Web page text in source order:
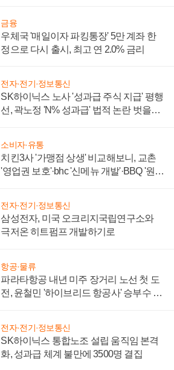
금융
우체국 '매일이자 파킹통장' 5만 계좌 한
정으로 다시 출시, 최고 연 2.0% 금리
전자·전기·정보통신
SK하이닉스 노사 '성과급 주식 지급' 평행
선, 곽노정 'N% 성과급' 법적 논란 벗을지
소비자·유통
치킨3사 '가맹점 상생' 비교해보니, 교촌
'영업권 보호'·bhc '신메뉴 개발'·BBQ '원가
전자·전기·정보통신
삼성전자, 미국 오크리지국립연구소와
극저온 히트펌프 개발하기로
항공·물류
파라타항공 내년 미주 장거리 노선 첫 도
전, 윤철민 '하이브리드 항공사' 승부수 통
전자·전기·정보통신
SK하이닉스 통합노조 설립 움직임 본격
화, 성과급 체계 불만에 3500명 결집